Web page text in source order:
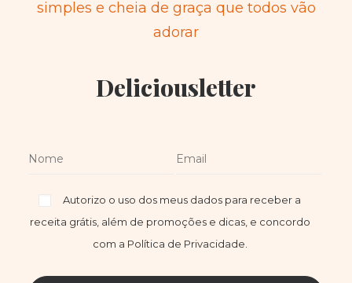
simples e cheia de graça que todos vão
adorar
Deliciousletter
Autorizo o uso dos meus dados para receber a
receita grátis, além de promoções e dicas, e concordo
com a Política de Privacidade.